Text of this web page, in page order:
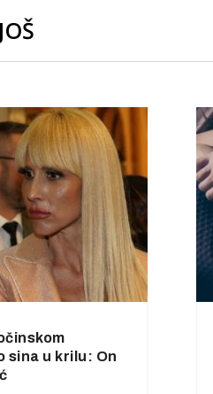
sina u krilu: On